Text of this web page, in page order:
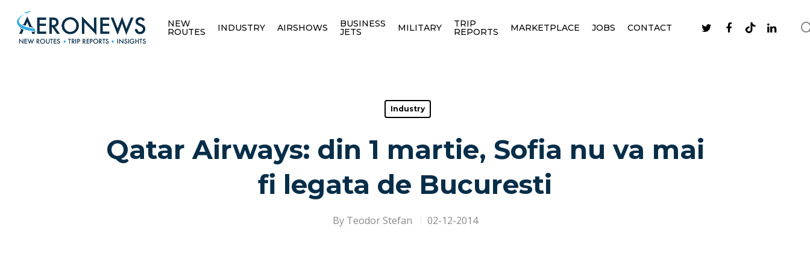
NEW
ROUTES INDUSTRY AIRSHOWS BUSINESS
JETS MILITARY TRIP
REPORTS MARKETPLACE JOBS CONTACT
Industry
Qatar Airways: din 1 martie, Sofia nu va mai
fi legata de Bucuresti
By Teodor Stefan 02-12-2014